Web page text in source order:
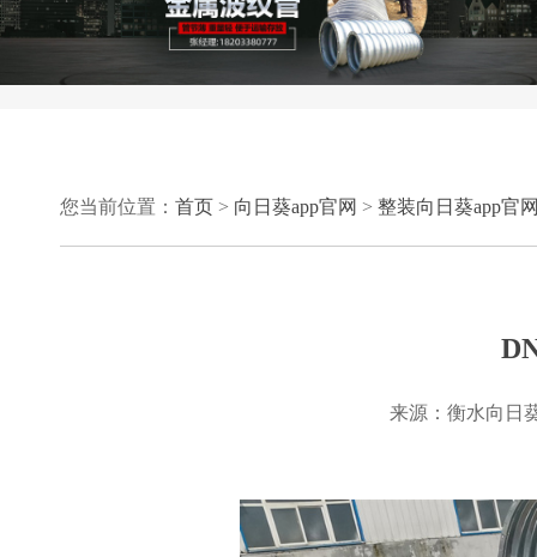
您当前位置： 首页 > 向日葵app官网 > 整装向日葵app官
来源：衡水向